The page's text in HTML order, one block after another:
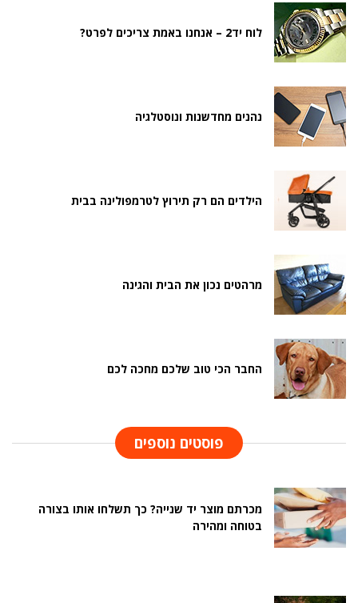
לוח יד2 – אנחנו באמת צריכים לפרט?
נהנים מחדשנות ונוסטלגיה
הילדים הם רק תירוץ לטרמפולינה בבית
מרהטים נכון את הבית והגינה
החבר הכי טוב שלכם מחכה לכם
פוסטים נוספים
מכרתם מוצר יד שנייה? כך תשלחו אותו בצורה
בטוחה ומהירה